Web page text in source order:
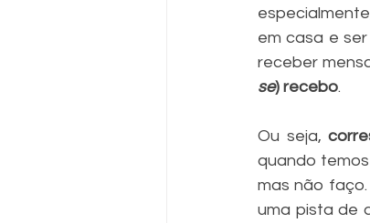
em casa e
receber
se) recebo.
Ou seja,
quando
mas não
uma pista de